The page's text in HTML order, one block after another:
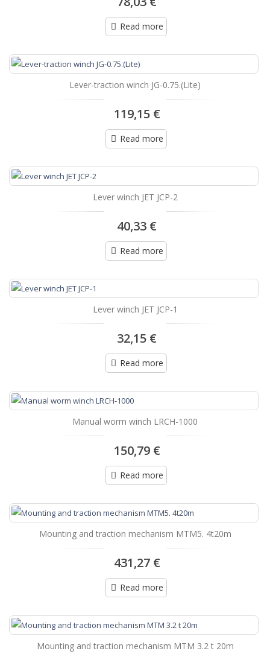
Read more
Lever-traction winch JG-0.75.(Lite)
119,15 €
Read more
Lever winch JET JCP-2
40,33 €
Read more
Lever winch JET JCP-1
32,15 €
Read more
Manual worm winch LRCH-1000
150,79 €
Read more
Mounting and traction mechanism MTM5. 4t20m
431,27 €
Read more
Mounting and traction mechanism MTM 3.2 t 20m